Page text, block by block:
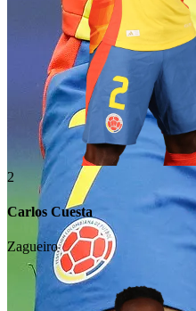
2
Carlos Cuesta
Zagueiro